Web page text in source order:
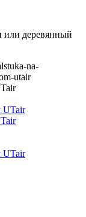
na-
utair